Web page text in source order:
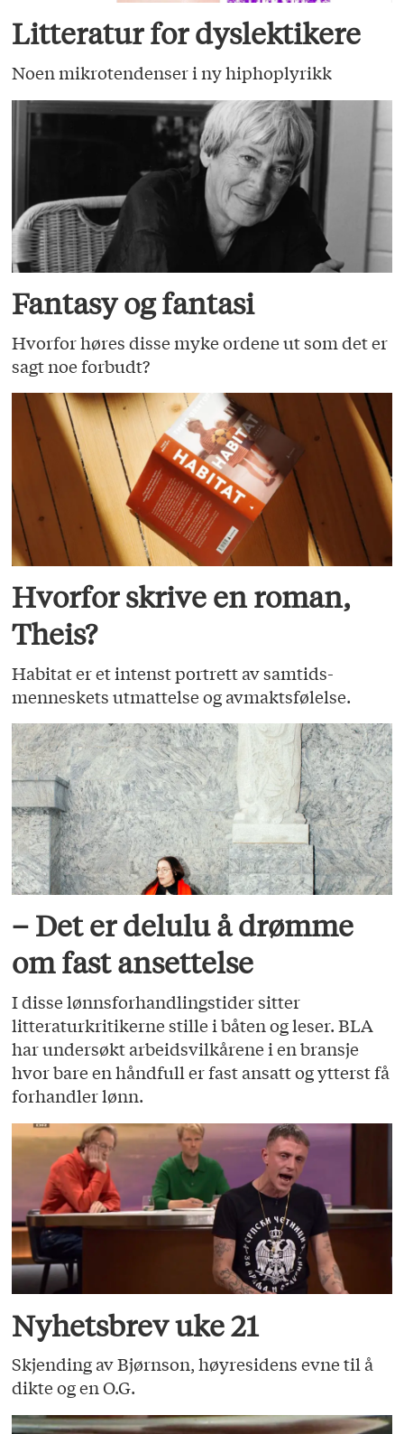
Litteratur for dyslektikere
Noen mikrotendenser i ny hiphoplyrikk
Fantasy og fantasi
Hvorfor høres disse myke ordene ut som det er
sagt noe forbudt?
Hvorfor skrive en roman,
Theis?
Habitat er et intenst portrett av samtids­
menneskets utmattelse og avmaktsfølelse.
– Det er delulu å drømme
om fast ansettelse
I disse lønnsforhandlingstider sitter
litteraturkritikerne stille i båten og leser. BLA
har undersøkt arbeidsvilkårene i en bransje
hvor bare en håndfull er fast ansatt og ytterst få
forhandler lønn.
Nyhetsbrev uke 21
Skjending av Bjørnson, høyresidens evne til å
dikte og en O.G.